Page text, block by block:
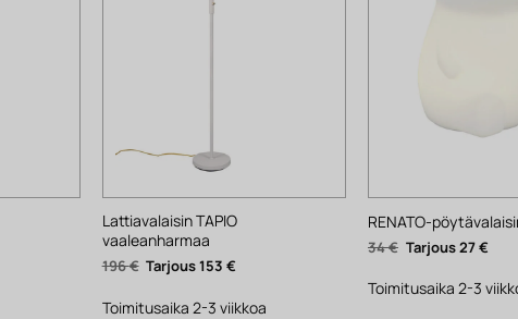
Lattiavalaisin TAPIO
vaaleanharmaa
196€ Alkuperäinen
hinta
196 €.
153€
153 €.
Toimitusaika 2-3 viikkoa
RENATO-
34€ Alkuperäinen
hinta
34 €.
27€
hinta
27 €.
Toimitusaika 2-3